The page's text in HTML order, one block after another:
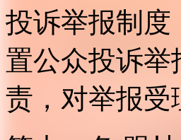
投诉举报制度
置公众投诉
责，对举报受